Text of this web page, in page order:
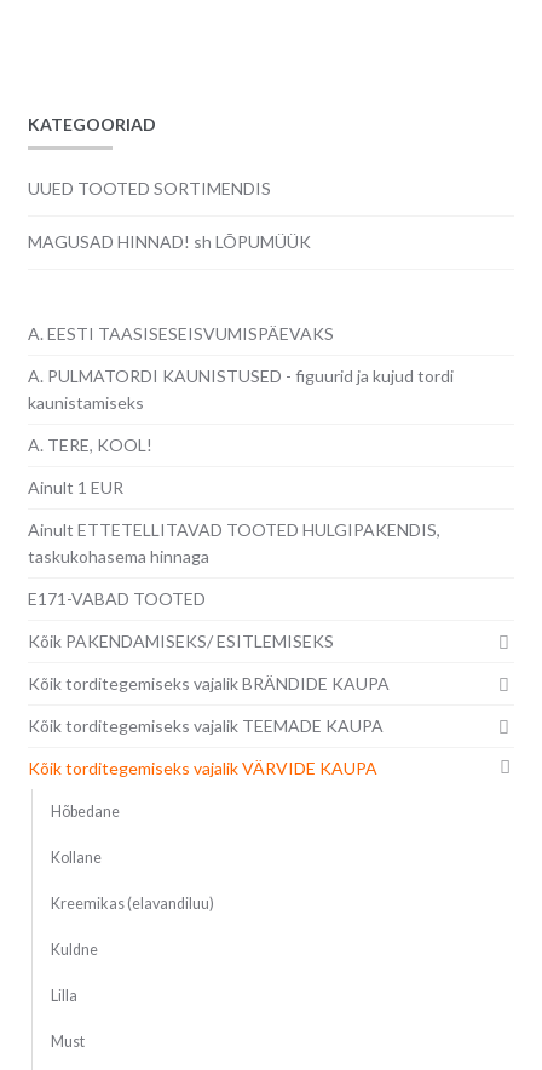
KATEGOORIAD
UUED TOOTED SORTIMENDIS
MAGUSAD HINNAD! sh LÕPUMÜÜK
A. EESTI TAASISESEISVUMISPÄEVAKS
A. PULMATORDI KAUNISTUSED - figuurid ja kujud tordi
kaunistamiseks
A. TERE, KOOL!
Ainult 1 EUR
Ainult ETTETELLITAVAD TOOTED HULGIPAKENDIS,
taskukohasema hinnaga
E171-VABAD TOOTED
Kõik PAKENDAMISEKS/ ESITLEMISEKS
Kõik torditegemiseks vajalik BRÄNDIDE KAUPA
Kõik torditegemiseks vajalik TEEMADE KAUPA
Kõik torditegemiseks vajalik VÄRVIDE KAUPA
Hõbedane
Kollane
Kreemikas (elavandiluu)
Kuldne
Lilla
Must